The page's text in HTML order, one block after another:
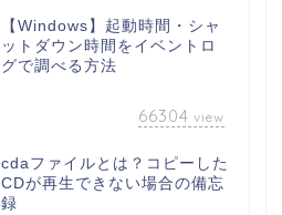
【Windows】起動時間・シャ
ットダウン時間をイベントロ
グで調べる方法
66304 view
cdaファイルとは？コピーした
CDが再生できない場合の備忘
録